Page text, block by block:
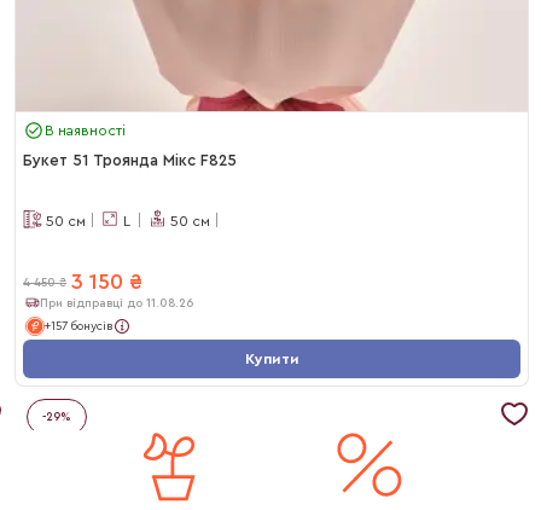
В наявності
Букет 51 Троянда Мікс F825
50 см L 50 см
4 450 ₴ 3 150 ₴
При відправці до 11.08.26
+157 бонусів
Купити
-29%